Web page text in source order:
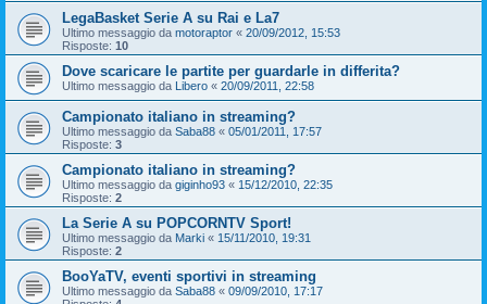
LegaBasket Serie A su Rai e La7
Ultimo messaggio da motoraptor « 20/09/2012, 15:53
Risposte: 10
Dove scaricare le partite per guardarle in differita?
Ultimo messaggio da Libero « 20/09/2011, 22:58
Campionato italiano in streaming?
Ultimo messaggio da Saba88 « 05/01/2011, 17:57
Risposte: 3
Campionato italiano in streaming?
Ultimo messaggio da giginho93 « 15/12/2010, 22:35
Risposte: 2
La Serie A su POPCORNTV Sport!
Ultimo messaggio da Marki « 15/11/2010, 19:31
Risposte: 2
BooYaTV, eventi sportivi in streaming
Ultimo messaggio da Saba88 « 09/09/2010, 17:17